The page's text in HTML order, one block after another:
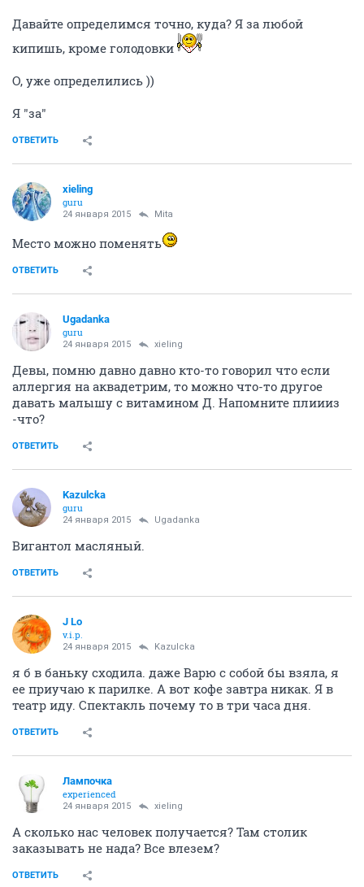
Давайте определимся точно, куда? Я за любой
кипишь, кроме голодовки
О, уже определились ))
Я "за"
ОТВЕТИТЬ
xieling
guru
24 января 2015 Mita
Место можно поменять
ОТВЕТИТЬ
Ugadanka
guru
24 января 2015 xieling
Девы, помню давно давно кто-то говорил что если
аллергия на аквадетрим, то можно что-то другое
давать малышу с витамином Д. Напомните плиииз
-что?
ОТВЕТИТЬ
Kazulcka
guru
24 января 2015 Ugadanka
Вигантол масляный.
ОТВЕТИТЬ
J Lo
v.i.p.
24 января 2015 Kazulcka
я б в баньку сходила. даже Варю с собой бы взяла, я
ее приучаю к парилке. А вот кофе завтра никак. Я в
театр иду. Спектакль почему то в три часа дня.
ОТВЕТИТЬ
Лампочка
experienced
24 января 2015 xieling
А сколько нас человек получается? Там столик
заказывать не нада? Все влезем?
ОТВЕТИТЬ